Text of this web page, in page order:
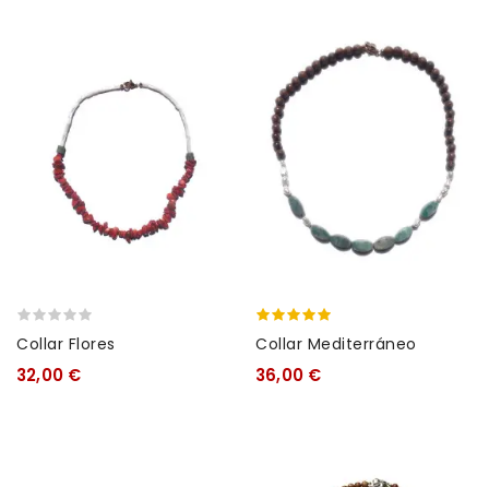
Collar Flores
32,00 €
Collar Mediterráneo
36,00 €